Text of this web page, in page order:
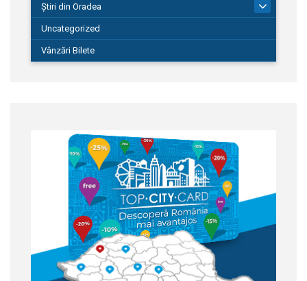
Știri din Oradea
Uncategorized
Vânzări Bilete